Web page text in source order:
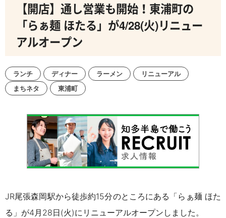
【開店】通し営業も開始！東浦町の
「らぁ麺 ほたる」が4/28(火)リニュー
アルオープン
ランチ ディナー ラーメン
リニューアル
まちネタ
東浦町
JR尾張森岡駅から徒歩約15分のところにある「らぁ麺 ほた
る」が4月28日(火)にリニューアルオープンしました。